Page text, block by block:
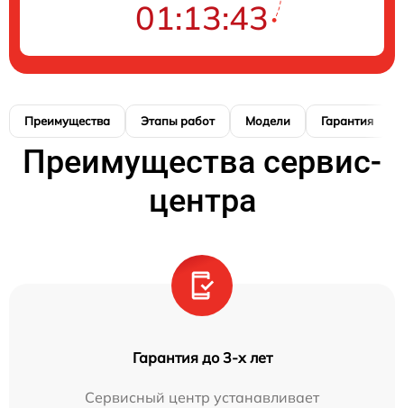
01:13:42
Преимущества Этапы работ Модели Гарантия
Преимущества сервис-
центра
Гарантия до 3-х лет
Сервисный центр устанавливает